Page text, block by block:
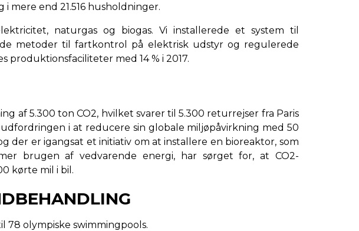
mere end 21.516 husholdninger.
naturgas og biogas. Vi installerede et system til
metoder til fartkontrol på elektrisk udstyr og regulerede
med 14 % i 2017.
af 5.300 ton CO2, hvilket svarer til 5.300 returrejser fra Paris
i at reducere sin globale miljøpåvirkning med 50
er igangsat et initiativ om at installere en bioreaktor, som
brugen af vedvarende energi, har sørget for, at CO2-
kørte mil i bil.
78 olympiske swimmingpools.